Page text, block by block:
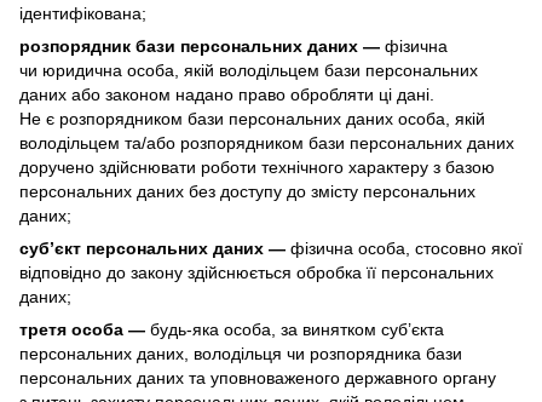
ідентифікована;
розпорядник бази персональних даних — фізична
чи юридична особа, якій володільцем бази персональних
даних або законом надано право обробляти ці дані.
Не є розпорядником бази персональних даних особа, якій
володільцем та/або розпорядником бази персональних даних
доручено здійснювати роботи технічного характеру з базою
персональних даних без доступу до змісту персональних
даних;
суб’єкт персональних даних — фізична особа, стосовно якої
відповідно до закону здійснюється обробка її персональних
даних;
третя особа — будь-яка особа, за винятком суб’єкта
персональних даних, володільця чи розпорядника бази
персональних даних та уповноваженого державного органу